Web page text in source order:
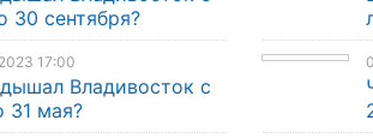
30 сентября?
17:00
Владивосток с
31 мая?